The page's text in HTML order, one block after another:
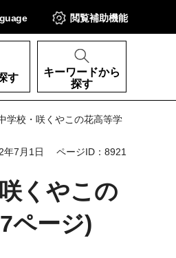
閲覧補助機能
す
キーワードから
探す
校・咲くやこの花高等学
年7月1日 ページID：8921
くやこの
ページ)